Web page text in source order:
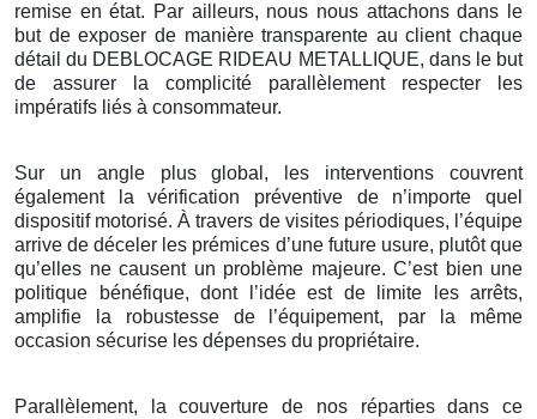
remise en état. Par ailleurs, nous nous attachons dans le
but de exposer de manière transparente au client chaque
détail du DEBLOCAGE RIDEAU METALLIQUE, dans le but
de assurer la complicité parallèlement respecter les
impératifs liés à consommateur.
Sur un angle plus global, les interventions couvrent
également la vérification préventive de n’importe quel
dispositif motorisé. À travers de visites périodiques, l’équipe
arrive de déceler les prémices d’une future usure, plutôt que
qu’elles ne causent un problème majeure. C’est bien une
politique bénéfique, dont l’idée est de limite les arrêts,
amplifie la robustesse de l’équipement, par la même
occasion sécurise les dépenses du propriétaire.
Parallèlement, la couverture de nos réparties dans ce